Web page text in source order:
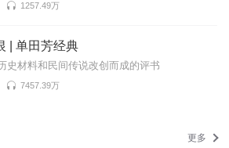
1257.49万
| 单田芳经典
史材料和民间传说改创而成的评书
7457.39万
更多